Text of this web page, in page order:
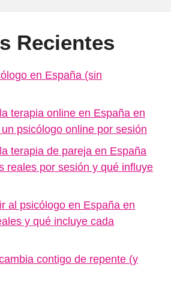
Recientes
en España (sin
terapia online en España en
psicólogo online por sesión
terapia de pareja en España
reales por sesión y qué influye
al psicólogo en España en
y qué incluye cada
contigo de repente (y